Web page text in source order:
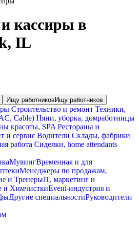
кассиры в
IL
Ищу работниковИщу работников
Строительство и ремонт Техники,
Cable) Няни, уборка, домработницы
красоты, SPA Рестораны и
и cервис Водители Склады, фабрики
работа Сиделки, home attendants
МувингВременная и для
Менеджеры по продажам,
и ТренерыIT, маркетинг и
ХимчисткиEvent-индустрия и
Другие специальностиРуководители